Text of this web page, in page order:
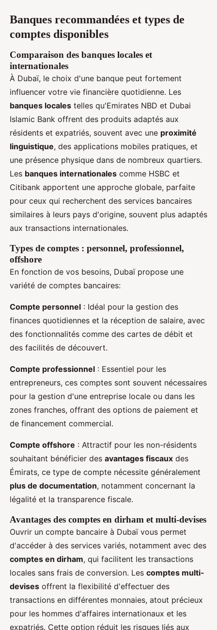
Banques recommandées et types de
comptes disponibles
Comparaison des banques locales et
internationales
À Dubaï, le choix d'une banque peut fortement
influencer votre vie financière quotidienne. Les
banques locales telles qu'Emirates NBD et Dubai
Islamic Bank offrent des produits adaptés aux
résidents et expatriés, souvent avec une proximité
linguistique, des applications mobiles pratiques, et
une présence physique dans de nombreux quartiers.
Les banques internationales comme HSBC et
Citibank apportent une approche globale, parfaite
pour ceux qui recherchent des services bancaires
similaires à leurs pays d'origine, souvent plus adaptés
aux transactions internationales.
Types de comptes : personnel, professionnel,
offshore
En fonction de vos besoins, Dubaï propose une
variété de comptes bancaires:
Compte personnel : Idéal pour la gestion des
finances quotidiennes et la réception de salaire, avec
des fonctionnalités comme des cartes de débit et
des facilités de découvert.
Compte professionnel : Essentiel pour les
entrepreneurs, ces comptes sont souvent nécessaires
pour la gestion d'une entreprise locale ou dans les
zones franches, offrant des options de paiement et
de financement commercial.
Compte offshore : Attractif pour les non-résidents
souhaitant bénéficier des avantages fiscaux des
Émirats, ce type de compte nécessite généralement
plus de documentation, notamment concernant la
légalité et la transparence fiscale.
Avantages des comptes en dirham et multi-devises
Ouvrir un compte bancaire à Dubaï vous permet
d'accéder à des services variés, notamment avec des
comptes en dirham, qui facilitent les transactions
locales sans frais de conversion. Les comptes multi-
devises offrent la flexibilité d'effectuer des
transactions en différentes monnaies, atout précieux
pour les hommes d'affaires internationaux et les
expatriés. Cette option réduit les risques liés aux